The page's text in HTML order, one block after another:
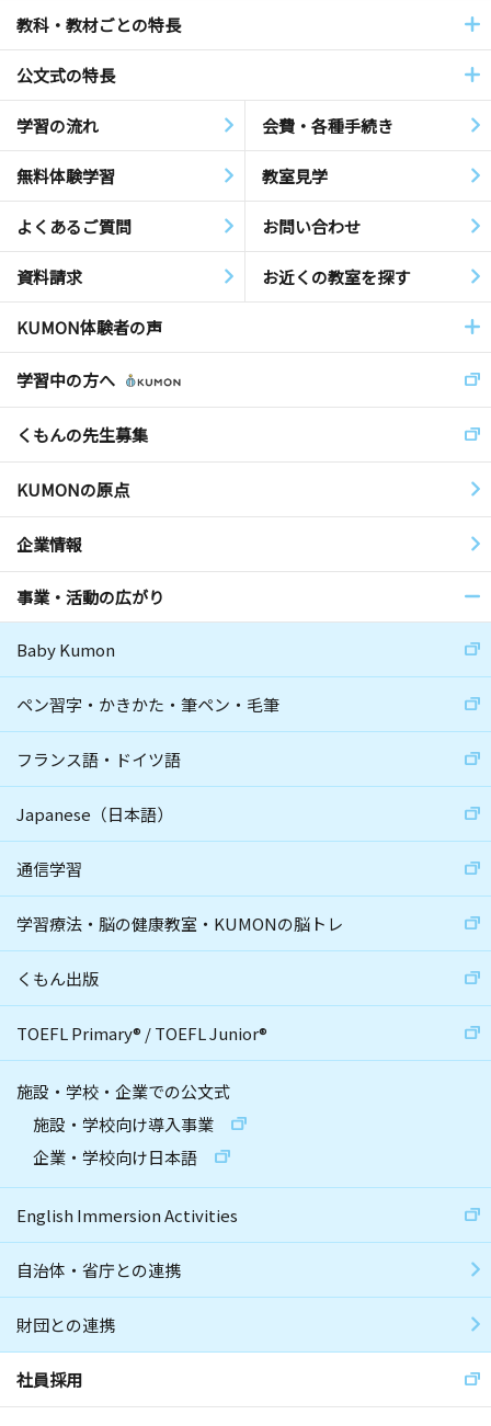
教科・教材ごとの特長
公文式の特長
学習の流れ 会費・各種手続き
無料体験学習 教室見学
よくあるご質問 お問い合わせ
資料請求 お近くの教室を探す
KUMON体験者の声
学習中の方へ
くもんの先生募集
KUMONの原点
企業情報
事業・活動の広がり
Baby Kumon
ペン習字・かきかた・筆ペン・毛筆
フランス語・ドイツ語
Japanese（日本語）
通信学習
学習療法・脳の健康教室・KUMONの脳トレ
くもん出版
TOEFL Primary® /TOEFL Junior®
施設・学校・企業での公文式
施設・学校向け導入事業
企業・学校向け日本語
English Immersion Activities
自治体・省庁との連携
財団との連携
社員採用